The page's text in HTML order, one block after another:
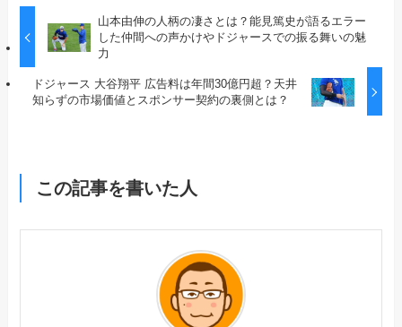
山本由伸の人柄の凄さとは？能見篤史が語るエラー
した仲間への声かけやドジャースでの振る舞いの魅
力
ドジャース 大谷翔平 広告料は年間30億円超？天井
知らずの市場価値とスポンサー契約の裏側とは？
この記事を書いた人